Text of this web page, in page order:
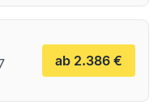
ab 2.386 €